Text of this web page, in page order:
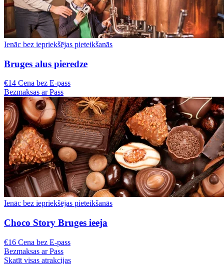
Ienāc bez iepriekšējas pieteikšanās
Bruges alus pieredze
€14 Cena bez E-pass
Bezmaksas ar Pass
Ienāc bez iepriekšējas pieteikšanās
Choco Story Bruges ieeja
€16 Cena bez E-pass
Bezmaksas ar Pass
Skatīt visas atrakcijas